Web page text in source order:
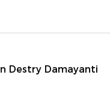
Destry Damayanti